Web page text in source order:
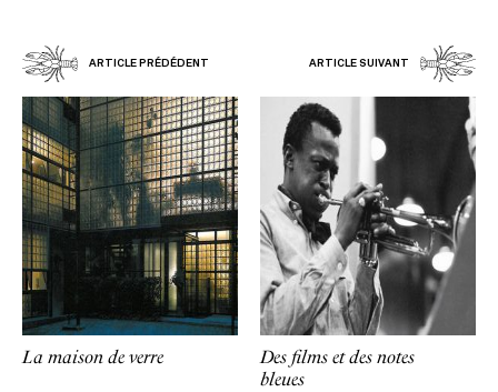
ARTICLE PRÉDÉDENT ARTICLE SUIVANT
La maison de verre
Des films et des notes
bleues